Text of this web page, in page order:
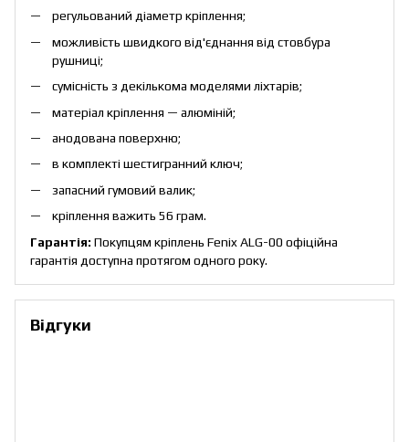
регульований діаметр кріплення;
можливість швидкого від'єднання від стовбура
рушниці;
сумісність з декількома моделями ліхтарів;
матеріал кріплення — алюміній;
анодована поверхню;
в комплекті шестигранний ключ;
запасний гумовий валик;
кріплення важить 56 грам.
Гарантія: Покупцям кріплень Fenix ALG-00 офіційна
гарантія доступна протягом одного року.
Відгуки